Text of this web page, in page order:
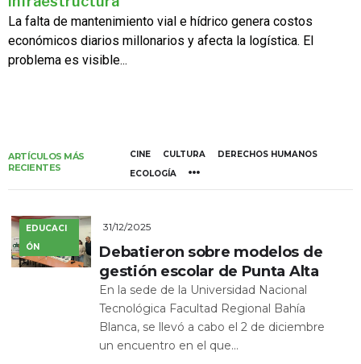
La falta de mantenimiento vial e hídrico genera costos
económicos diarios millonarios y afecta la logística. El
problema es visible...
ARTÍCULOS MÁS
RECIENTES
CINE CULTURA
DERECHOS HUMANOS
ECOLOGÍA
EDUCACI
ÓN
31/12/2025
Debatieron sobre modelos de
gestión escolar de Punta Alta
En la sede de la Universidad Nacional
Tecnológica Facultad Regional Bahía
Blanca, se llevó a cabo el 2 de diciembre
un encuentro en el que...